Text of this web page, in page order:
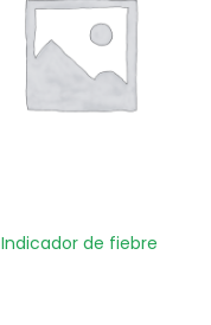
Indicador de fiebre